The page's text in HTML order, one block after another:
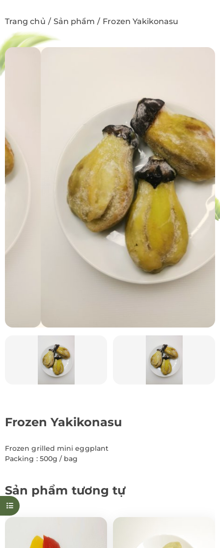
Trang chủ Sản phẩm Frozen Yakikonasu
Frozen Yakikonasu
Frozen grilled mini eggplant
Packing : 500g / bag
Sản phẩm tương tự